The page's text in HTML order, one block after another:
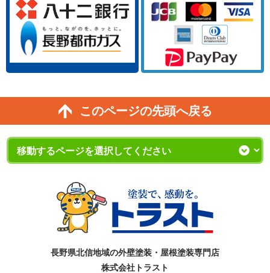
このページの先頭へ戻る
長野県北信地域の外壁塗装・屋根塗装専門店
株式会社トラスト